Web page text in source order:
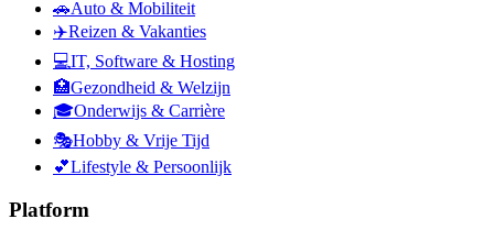
🚗Auto & Mobiliteit
✈️Reizen & Vakanties
💻IT, Software & Hosting
🏥Gezondheid & Welzijn
🎓Onderwijs & Carrière
🎭Hobby & Vrije Tijd
💕Lifestyle & Persoonlijk
Platform